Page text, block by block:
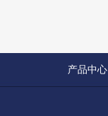
产品中心